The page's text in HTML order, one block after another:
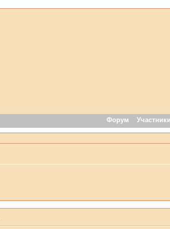
Форум Участники